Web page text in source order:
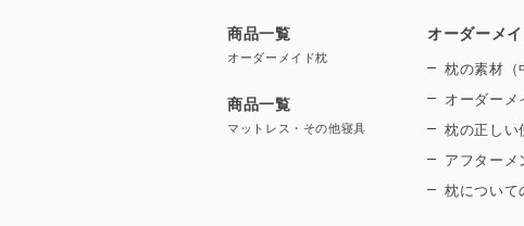
商品一覧
オーダーメイド枕
商品一覧
マットレス・その他寝具
オーダーメ
枕の素材（
オーダーメ
枕の正しい
アフター
枕について